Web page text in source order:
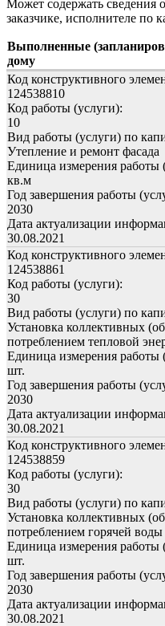
Может содержать сведения
заказчике, исполнителе по
Выполненные
дому
Код конструктивного
124538810
Код работы (услуги):
10
Вид работы (услуги) по
Утепление и ремонт фасада
Единица измерения работы
кв.м
Год завершения работы
2030
Дата актуализации
30.08.2021
Код конструктивного
124538861
Код работы (услуги):
30
Вид работы (услуги) по
Установка коллективных
потреблением тепловой
Единица измерения работы
шт.
Год завершения работы
2030
Дата актуализации
30.08.2021
Код конструктивного
124538859
Код работы (услуги):
30
Вид работы (услуги) по
Установка коллективных
потреблением горячей воды
Единица измерения работы
шт.
Год завершения работы
2030
Дата актуализации
30.08.2021